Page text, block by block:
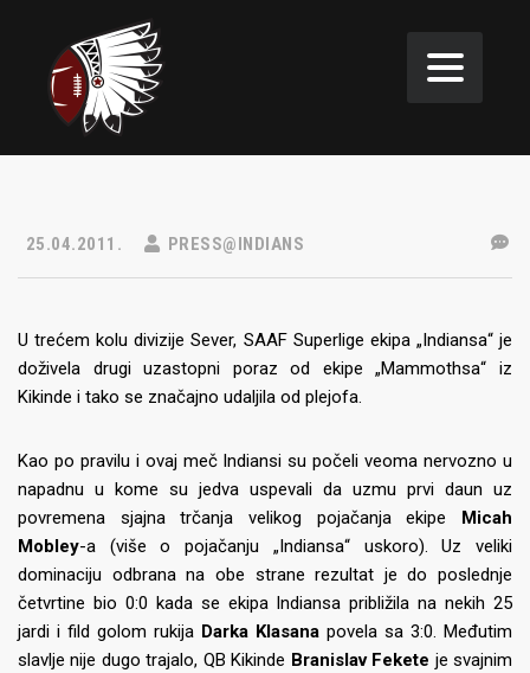
25.04.2011. PRESS@INDIANS
U trećem kolu divizije Sever, SAAF Superlige ekipa „Indiansa“ je
doživela drugi uzastopni poraz od ekipe „Mammothsa“ iz
Kikinde i tako se značajno udaljila od plejofa.
Kao po pravilu i ovaj meč Indiansi su počeli veoma nervozno u
napadnu u kome su jedva uspevali da uzmu prvi daun uz
povremena sjajna trčanja velikog pojačanja ekipe Micah
Mobley-a (više o pojačanju „Indiansa“ uskoro). Uz veliki
dominaciju odbrana na obe strane rezultat je do poslednje
četvrtine bio 0:0 kada se ekipa Indiansa približila na nekih 25
jardi i fild golom rukija Darka Klasana povela sa 3:0. Međutim
slavlje nije dugo trajalo, QB Kikinde Branislav Fekete je svajnim